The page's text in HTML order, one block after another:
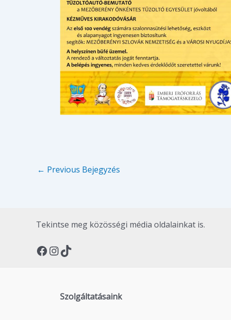
← Previous Bejegyzés
Tekintse meg közösségi média oldalainkat is.
Szolgáltatásaink